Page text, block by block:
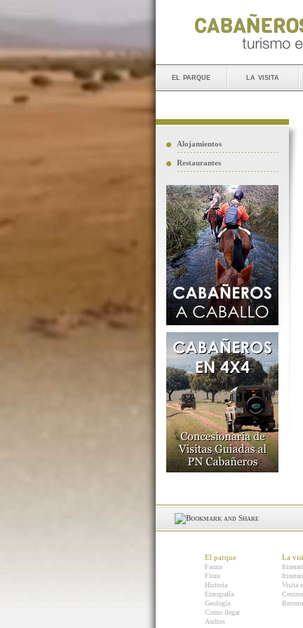
el parque la visita
Alojamientos
Restaurantes
El parque
Fauna
Flora
Historia
Etnografía
Geología
Como llegar
Audios
La
Visita